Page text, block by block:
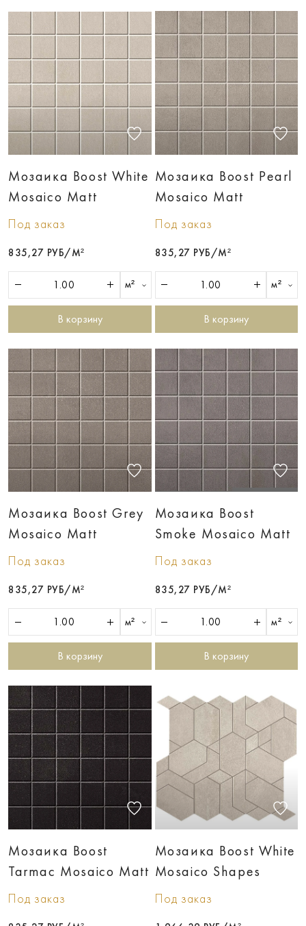
Мозаика Boost White
Mosaico Matt
Под заказ
835,27 РУБ/М²
м²
В корзину
Мозаика Boost Pearl
Mosaico Matt
Под заказ
835,27 РУБ/М²
м²
В корзину
Мозаика Boost Grey
Mosaico Matt
Под заказ
835,27 РУБ/М²
м²
В корзину
Мозаика Boost
Smoke Mosaico Matt
Под заказ
835,27 РУБ/М²
м²
В корзину
Мозаика Boost
Tarmac Mosaico Matt
Под заказ
Мозаика Boost White
Mosaico Shapes
Под заказ